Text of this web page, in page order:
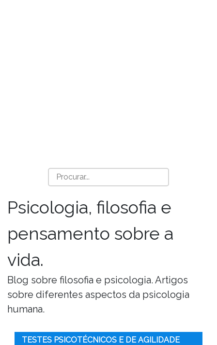
Psicologia, filosofia e
pensamento sobre a
vida.
Blog sobre filosofia e psicologia. Artigos
sobre diferentes aspectos da psicologia
humana.
TESTES PSICOTÉCNICOS E DE AGILIDADE